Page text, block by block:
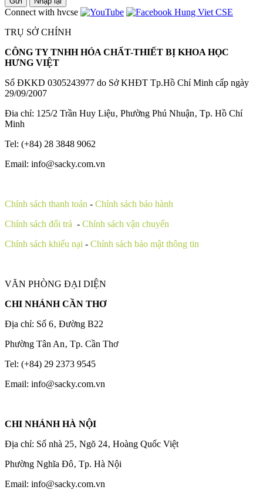
Connect with hvcse
TRỤ SỞ CHÍNH
CÔNG TY TNHH HÓA CHẤT-THIẾT BỊ KHOA HỌC
HƯNG VIỆT
Số ĐKKD 0305243977 do Sở KHĐT Tp.Hồ Chí Minh cấp ngày
29/09/2007
Đia chỉ: 125/2 Trần Huy Liệu‚ Phường Phú Nhuận‚ Tp. Hồ Chí
Minh
Tel: (+84) 28 3848 9062
Email: info@sacky.com.vn
Chính sách thanh toán - Chính sách bảo hành
Chính sách đổi trả - Chính sách vận chuyển
Chính sách khiếu nại - Chính sách bảo mật thông tin
VĂN PHÒNG ĐẠI DIỆN
CHI NHÁNH CẦN THƠ
Địa chỉ: Số 6‚ Đường B22
Phường Tân An‚ Tp. Cần Thơ
Tel: (+84) 29 2373 9545
Email: info@sacky.com.vn
CHI NHÁNH HÀ NỘI
Địa chỉ: Số nhà 25‚ Ngõ 24‚ Hoàng Quốc Việt
Phường Nghĩa Đô‚ Tp. Hà Nội
Email: info@sacky.com.vn